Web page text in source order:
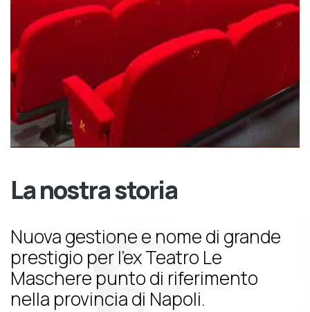
La nostra storia
Nuova gestione e nome di grande
prestigio per l’ex Teatro Le
Maschere punto di riferimento
nella provincia di Napoli.